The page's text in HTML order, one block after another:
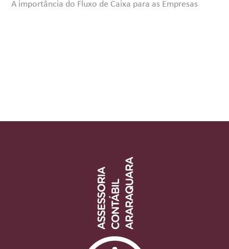
A importância do Fluxo de Caixa para as Empresas